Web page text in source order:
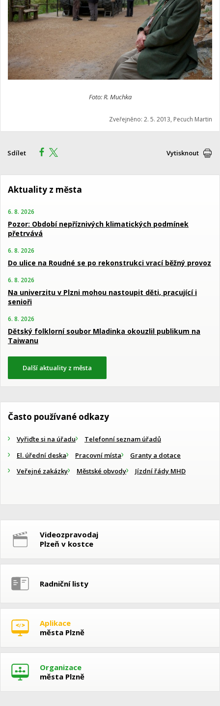
Foto: R. Muchka
Zveřejněno: 2. 5. 2013, Pecuch Martin
Sdílet Vytisknout
Aktuality z města
6. 8. 2026
Pozor: Období nepříznivých klimatických podmínek
přetrvává
6. 8. 2026
Do ulice na Roudné se po rekonstrukci vrací běžný provoz
6. 8. 2026
Na univerzitu v Plzni mohou nastoupit děti, pracující i
senioři
6. 8. 2026
Dětský folklorní soubor Mladinka okouzlil publikum na
Taiwanu
Další aktuality z města
Často používané odkazy
Vyřiďte si na úřadu
Telefonní seznam úřadů
El. úřední deska
Pracovní místa
Granty a dotace
Veřejné zakázky
Městské obvody Jízdní řády MHD
Videozpravodaj
Plzeň v kostce
Radniční listy
Aplikace
města Plzně
Organizace
města Plzně